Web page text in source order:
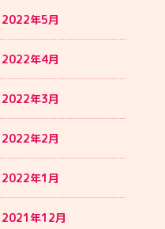
2022年5月
2022年4月
2022年3月
2022年2月
2022年1月
2021年12月